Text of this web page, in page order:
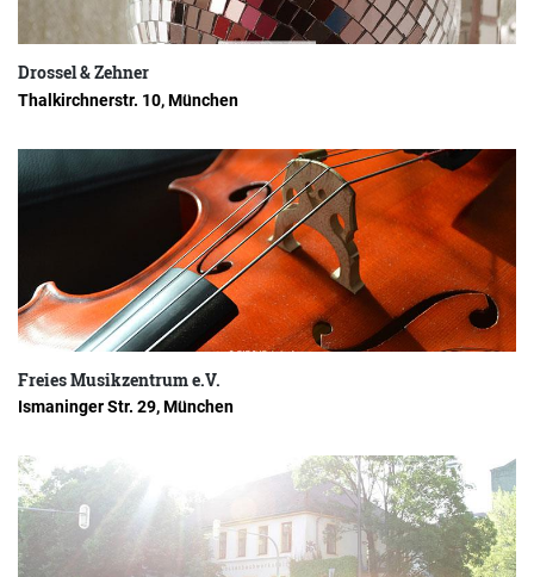
Drossel & Zehner
Thalkirchnerstr. 10, München
Freies Musikzentrum e.V.
Ismaninger Str. 29, München